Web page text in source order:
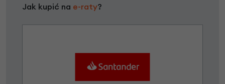
Jak kupić na e-raty?